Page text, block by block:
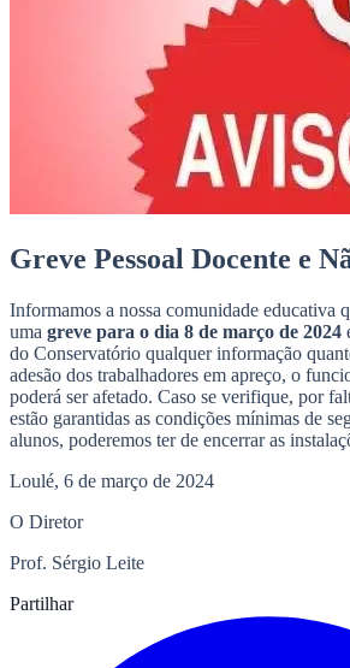
Greve Pessoal Docente e
Informamos a nossa comunidade educativa
uma greve para o dia 8 de março de 2024
do Conservatório qualquer informação
adesão dos trabalhadores em apreço, o
poderá ser afetado. Caso se verifique, por
estão garantidas as condições mínimas de
alunos, poderemos ter de encerrar as
Loulé, 6 de março de 2024
O Diretor
Prof. Sérgio Leite
Partilhar